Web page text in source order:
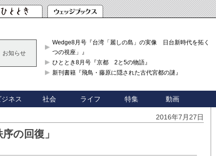
お知らせ
Wedge8月号『台湾「麗しの島」の実像 日台新時代を拓く「3
つの視座」』
ひととき8月号『京都 2と5の物語』
新刊書籍『飛鳥・藤原に隠された古代宮都の謎』
ジネス 社会 ライフ 特集 動画
2016年7月27日
の回復」